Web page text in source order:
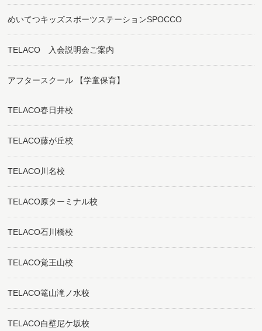
めいてつキッズスポーツステーションSPOCCO
TELACO 入会説明会ご案内
アフタースクール 【学童保育】
TELACO春日井校
TELACO藤が丘校
TELACO川名校
TELACO原ターミナル校
TELACO石川橋校
TELACO覚王山校
TELACO篭山滝ノ水校
TELACO白壁尼ケ坂校